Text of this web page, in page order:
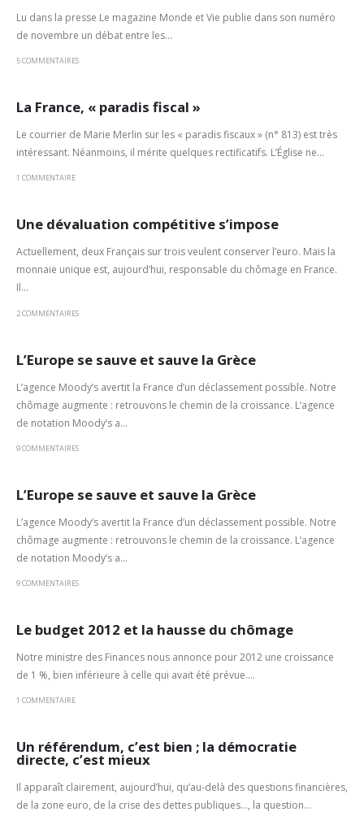
Lu dans la presse Le magazine Monde et Vie publie dans son numéro
de novembre un débat entre les...
5 COMMENTAIRES
La France, « paradis fiscal »
Le courrier de Marie Merlin sur les « paradis fiscaux » (n° 813) est très
intéressant. Néan­moins, il mérite quelques rectificatifs. L’Église ne...
1 COMMENTAIRE
Une dévaluation compétitive s’impose
Actuellement, deux Français sur trois veulent conserver l’euro. Mais la
monnaie uni­que est, aujourd’hui, responsable du chômage en France.
Il...
2 COMMENTAIRES
L’Europe se sauve et sauve la Grèce
L’agence Moody’s avertit la France d’un déclassement possible. Notre
chômage augmente : retrouvons le chemin de la croissance. L’agence
de notation Moody’s a...
9 COMMENTAIRES
L’Europe se sauve et sauve la Grèce
L’agence Moody’s avertit la France d’un déclassement possible. Notre
chômage augmente : retrouvons le chemin de la croissance. L’agence
de notation Moody’s a...
9 COMMENTAIRES
Le budget 2012 et la hausse du chômage
Notre ministre des Fi­nances nous annonce pour 2012 une croissance
de 1 %, bien inférieure à celle qui avait été prévue....
1 COMMENTAIRE
Un référendum, c’est bien ; la démocratie
directe, c’est mieux
Il apparaît clairement, aujourd’hui, qu’au-delà des questions financières,
de la zone euro, de la crise des dettes publi­ques…, la question...